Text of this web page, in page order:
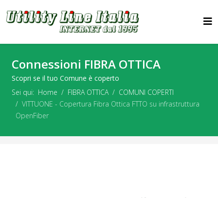
Connessioni FIBRA OTTICA
Scopri se il tuo Comune è coperto
Sei qui: Home FIBRA OTTICA
COMUNI COPERTI
VITTUONE - Copertura Fibra Ottica FTTO su infrastruttura
OpenFiber